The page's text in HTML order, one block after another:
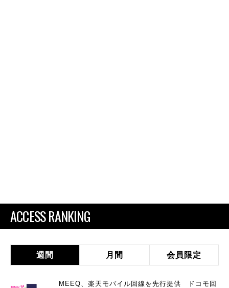
ACCESS RANKING
週間 月間 会員限定
MEEQ、楽天モバイル回線を先行提供 ドコモ回